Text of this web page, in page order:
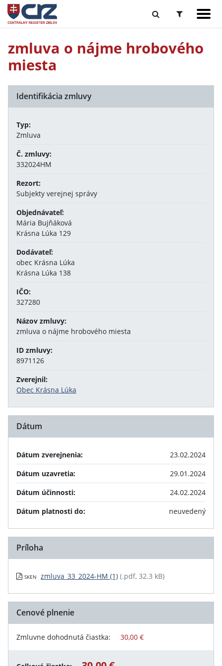
zmluva o nájme hrobového
miesta
Identifikácia zmluvy
Typ:
Zmluva
Č. zmluvy:
332024HM
Rezort:
Subjekty verejnej správy
Objednávateľ:
Mária Bujňáková
Krásna Lúka 129
Dodávateľ:
obec Krásna Lúka
Krásna Lúka 138
IČO:
327280
Názov zmluvy:
zmluva o nájme hrobového miesta
ID zmluvy:
8971126
Zverejnil:
Obec Krásna Lúka
Dátum
Dátum zverejnenia:
23.02.2024
Dátum uzavretia:
29.01.2024
Dátum účinnosti:
24.02.2024
Dátum platnosti do:
neuvedený
Príloha
SKEN zmluva_33_2024-HM (1) (.pdf, 32.3 kB)
Cenové plnenie
Zmluvne dohodnutá čiastka: 30,00 €